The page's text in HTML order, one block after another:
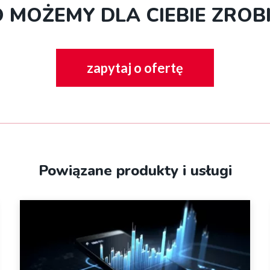
MOŻEMY DLA CIEBIE
zapytaj o ofertę
Powiązane produkty i usługi